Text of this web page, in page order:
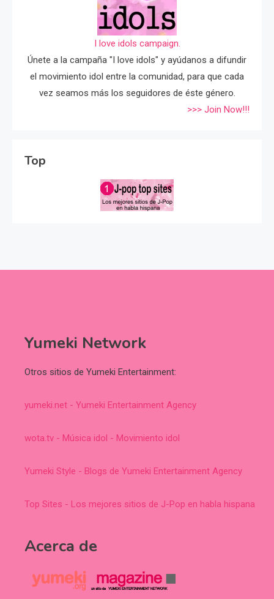
I love idols campaign.
Únete a la campaña "I love idols" y ayúdanos a difundir
el movimiento idol entre la comunidad, para que cada
vez seamos más los seguidores de éste género.
>>> Join Now!!!
Top
Yumeki Network
Otros sitios de Yumeki Entertainment:
yumeki.net - Yumeki Entertainment Agency
wota.tv - Música idol - Movimiento idol
Yumeki Style - Blogs de Yumeki Entertainment Agency
Top Sites - Los mejores sitios de J-Pop en habla hispana
Acerca de